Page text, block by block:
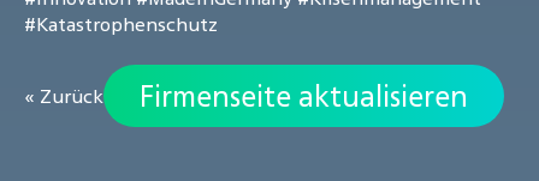
#Katastrophenschutz
« Zurück Firmenseite aktualisieren